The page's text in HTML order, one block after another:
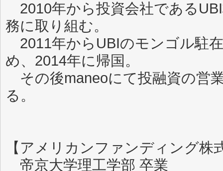
2010年から投資会社である
務に取り組む。
2011年からUBIのモンゴル駐
め、2014年に帰国。
その後maneoにて投融資の営
る
【アメリカンファンディング
帝京大学理工学部 卒業